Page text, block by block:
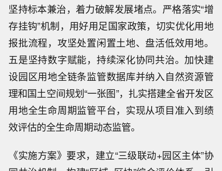
坚持标本兼治，着力破解发展堵点。严格落实“增
存挂钩”机制，用好用足国家政策，切实优化用地
报批流程，攻坚处置闲置土地、盘活低效用地。
五是坚持数字赋能，持续深化协同共治。加快建
设园区用地全链条监管数据库并纳入自然资源管
理和国土空间规划“一张图”，扎实搭建全省开发区
用地全生命周期监管平台，实现从项目准入到绩
效评估的全生命周期动态监管。
《实施方案》要求，建立“三级联动+园区主体”协